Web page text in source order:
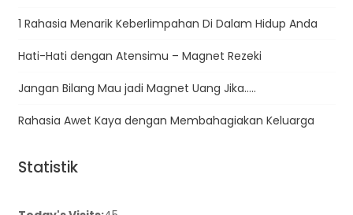
1 Rahasia Menarik Keberlimpahan Di Dalam Hidup Anda
Hati-Hati dengan Atensimu – Magnet Rezeki
Jangan Bilang Mau jadi Magnet Uang Jika…..
Rahasia Awet Kaya dengan Membahagiakan Keluarga
Statistik